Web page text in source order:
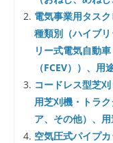
電気事業用タス
種類別（ハイブ
リー式電気自動
（FCEV））、用
コードレス型芝
用芝刈機・トラ
ア、その他）、
空気圧式パイプ